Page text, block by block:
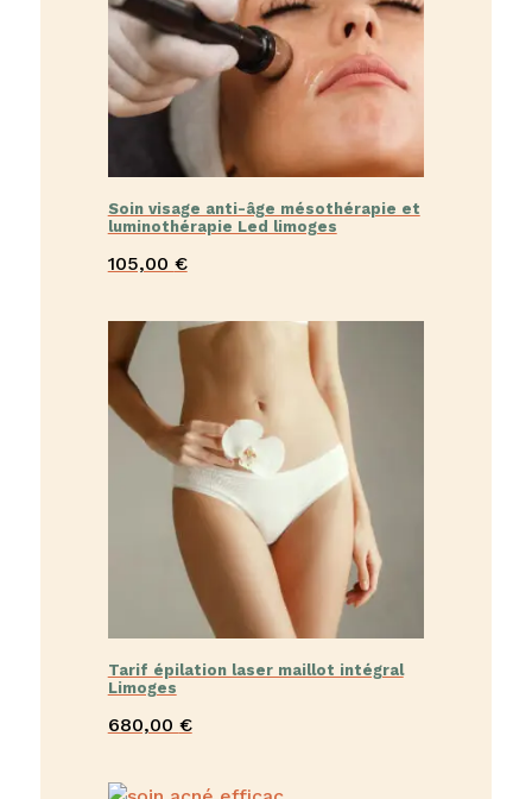
Soin visage anti-âge mésothérapie et
luminothérapie Led limoges
105,00 €
Tarif épilation laser maillot intégral
Limoges
680,00 €